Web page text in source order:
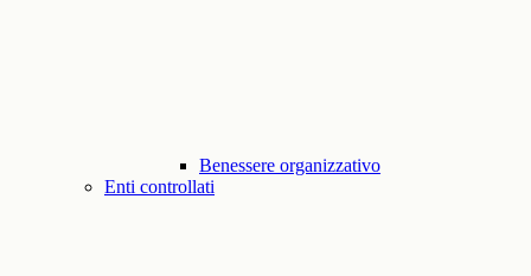
Benessere organizzativo
Enti controllati